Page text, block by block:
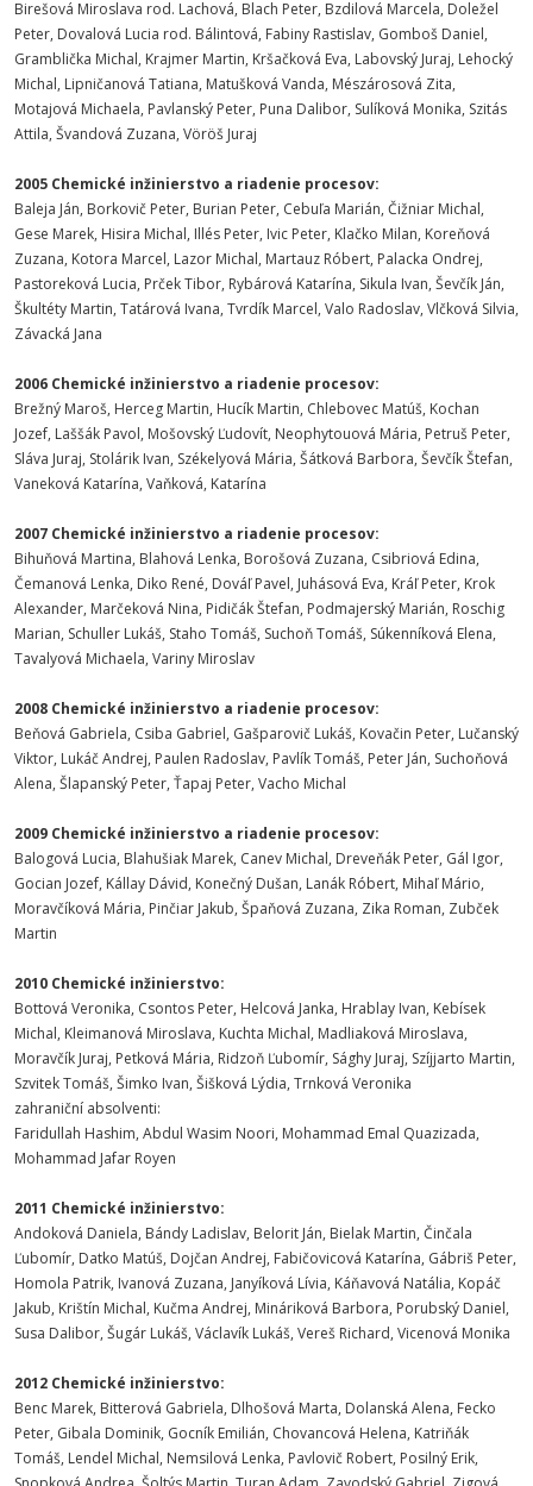
Birešová Miroslava rod. Lachová, Blach Peter, Bzdilová Marcela, Doležel
Peter, Dovalová Lucia rod. Bálintová, Fabiny Rastislav, Gomboš Daniel,
Gramblička Michal, Krajmer Martin, Kršačková Eva, Labovský Juraj, Lehocký
Michal, Lipničanová Tatiana, Matušková Vanda, Mészárosová Zita,
Motajová Michaela, Pavlanský Peter, Puna Dalibor, Sulíková Monika, Szitás
Attila, Švandová Zuzana, Vöröš Juraj
2005 Chemické inžinierstvo a riadenie procesov:
Baleja Ján, Borkovič Peter, Burian Peter, Cebuľa Marián, Čižniar Michal,
Gese Marek, Hisira Michal, Illés Peter, Ivic Peter, Klačko Milan, Koreňová
Zuzana, Kotora Marcel, Lazor Michal, Martauz Róbert, Palacka Ondrej,
Pastoreková Lucia, Prček Tibor, Rybárová Katarína, Sikula Ivan, Ševčík Ján,
Škultéty Martin, Tatárová Ivana, Tvrdík Marcel, Valo Radoslav, Vlčková Silvia,
Závacká Jana
2006 Chemické inžinierstvo a riadenie procesov:
Brežný Maroš, Herceg Martin, Hucík Martin, Chlebovec Matúš, Kochan
Jozef, Laššák Pavol, Mošovský Ľudovít, Neophytouová Mária, Petruš Peter,
Sláva Juraj, Stolárik Ivan, Székelyová Mária, Šátková Barbora, Ševčík Štefan,
Vaneková Katarína, Vaňková, Katarína
2007 Chemické inžinierstvo a riadenie procesov:
Bihuňová Martina, Blahová Lenka, Borošová Zuzana, Csibriová Edina,
Čemanová Lenka, Diko René, Dováľ Pavel, Juhásová Eva, Kráľ Peter, Krok
Alexander, Marčeková Nina, Pidičák Štefan, Podmajerský Marián, Roschig
Marian, Schuller Lukáš, Staho Tomáš, Suchoň Tomáš, Súkenníková Elena,
Tavalyová Michaela, Variny Miroslav
2008 Chemické inžinierstvo a riadenie procesov:
Beňová Gabriela, Csiba Gabriel, Gašparovič Lukáš, Kovačin Peter, Lučanský
Viktor, Lukáč Andrej, Paulen Radoslav, Pavlík Tomáš, Peter Ján, Suchoňová
Alena, Šlapanský Peter, Ťapaj Peter, Vacho Michal
2009 Chemické inžinierstvo a riadenie procesov:
Balogová Lucia, Blahušiak Marek, Canev Michal, Dreveňák Peter, Gál Igor,
Gocian Jozef, Kállay Dávid, Konečný Dušan, Lanák Róbert, Mihaľ Mário,
Moravčíková Mária, Pinčiar Jakub, Špaňová Zuzana, Zika Roman, Zubček
Martin
2010 Chemické inžinierstvo:
Bottová Veronika, Csontos Peter, Helcová Janka, Hrablay Ivan, Kebísek
Michal, Kleimanová Miroslava, Kuchta Michal, Madliaková Miroslava,
Moravčík Juraj, Petková Mária, Ridzoň Ľubomír, Sághy Juraj, Szíjjarto Martin,
Szvitek Tomáš, Šimko Ivan, Šišková Lýdia, Trnková Veronika
zahraniční absolventi:
Faridullah Hashim, Abdul Wasim Noori, Mohammad Emal Quazizada,
Mohammad Jafar Royen
2011 Chemické inžinierstvo:
Andoková Daniela, Bándy Ladislav, Belorit Ján, Bielak Martin, Činčala
Ľubomír, Datko Matúš, Dojčan Andrej, Fabičovicová Katarína, Gábriš Peter,
Homola Patrik, Ivanová Zuzana, Janyíková Lívia, Káňavová Natália, Kopáč
Jakub, Krištín Michal, Kučma Andrej, Mináriková Barbora, Porubský Daniel,
Susa Dalibor, Šugár Lukáš, Václavík Lukáš, Vereš Richard, Vicenová Monika
2012 Chemické inžinierstvo:
Benc Marek, Bitterová Gabriela, Dlhošová Marta, Dolanská Alena, Fecko
Peter, Gibala Dominik, Gocník Emilián, Chovancová Helena, Katriňák
Tomáš, Lendel Michal, Nemsilová Lenka, Pavlovič Robert, Posilný Erik,